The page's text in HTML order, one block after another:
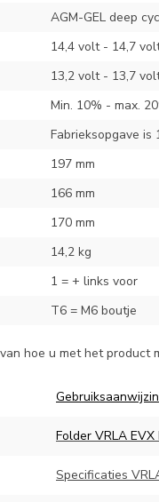
AGM-GEL deep
14,4 volt - 14,7
13,2 volt - 13,7
Min. 10% - max.
Fabrieksopgave is
197 mm
166 mm
170 mm
14,2 kg
1 = + links voor
T6 = M6 boutje
hoe u met het product
Folder VRLA
Specificaties